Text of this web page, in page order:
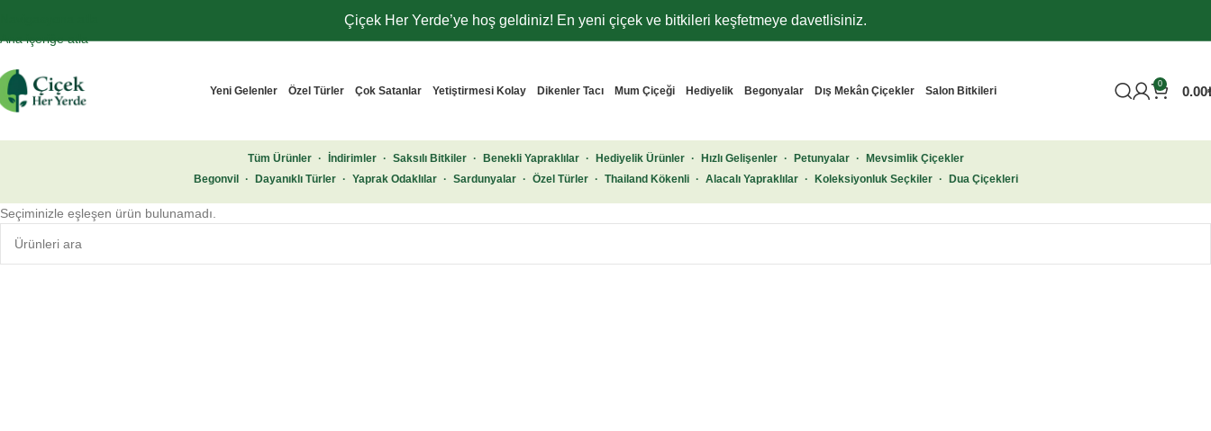
Ana içeriğe atla
Çiçek Her Yerde’ye hoş geldiniz! En yeni çiçek ve bitkileri keşfetmeye davetlisiniz.
Yeni Gelenler Özel Türler Çok Satanlar Yetiştirmesi Kolay Dikenler Tacı Mum Çiçeği Hediyelik Begonyalar Dış Mekân Çiçekler Salon Bitkileri
0 0.00
Tüm Ürünler · İndirimler · Saksılı Bitkiler · Benekli Yapraklılar · Hediyelik Ürünler · Hızlı Gelişenler · Petunyalar ·
Mevsimlik Çiçekler
Begonvil
· Dayanıklı Türler · Yaprak Odaklılar · Sardunyalar · Özel Türler · Thailand Kökenli · Alacalı Yapraklılar · Koleksiyonluk Seçkiler · Dua Çiçekleri
Seçiminizle eşleşen ürün bulunamadı.